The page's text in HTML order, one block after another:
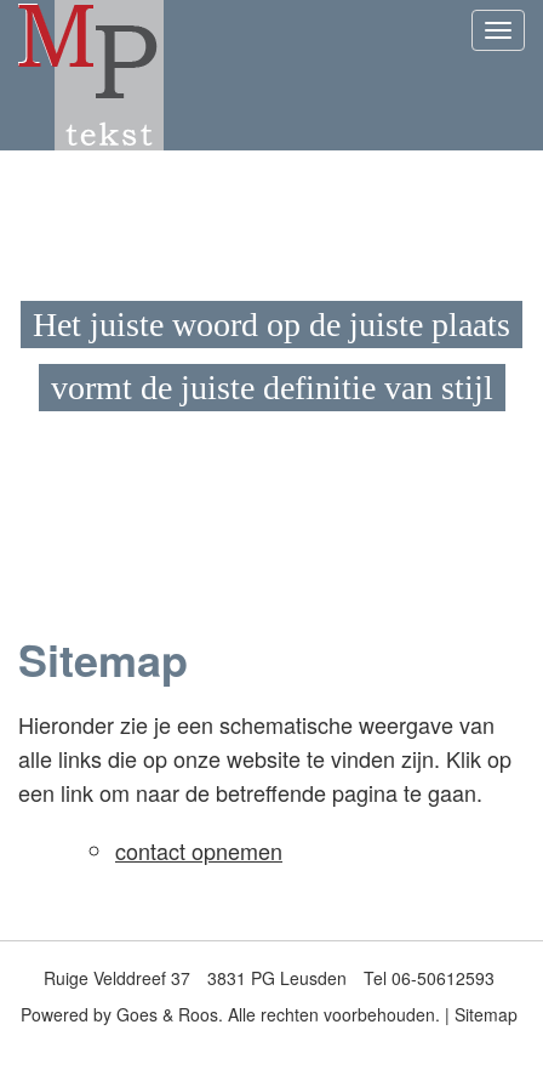
Het juiste woord op de juiste plaats
vormt de juiste definitie van stijl
Sitemap
Hieronder zie je een schematische weergave van
alle links die op onze website te vinden zijn. Klik op
een link om naar de betreffende pagina te gaan.
contact opnemen
Ruige Velddreef 37 3831 PG Leusden
Tel 06-50612593
Powered by Goes & Roos. Alle rechten voorbehouden. | Sitemap